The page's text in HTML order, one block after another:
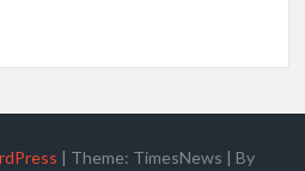
| Theme: TimesNews | By